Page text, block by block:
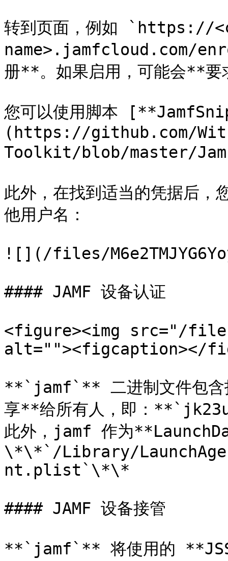
转到页面，例如 `https://
name>.jamfcloud.com/
册**。如果启用，可能会**要
您可以使用脚本
(https://github.com/
Toolkit/blob/master/
此外，在找到适当的凭据后，
他用户名：
![](/files/
#### JAMF 设备认证
<figure><img src="/
alt=""><figcaption></
**`jamf`** 二进制文件包含
享**给所有人，即：
此外，jamf 作为
\*\*`/Library/
nt.plist`\*\*
#### JAMF 设备接管
**`jamf`** 将使用的